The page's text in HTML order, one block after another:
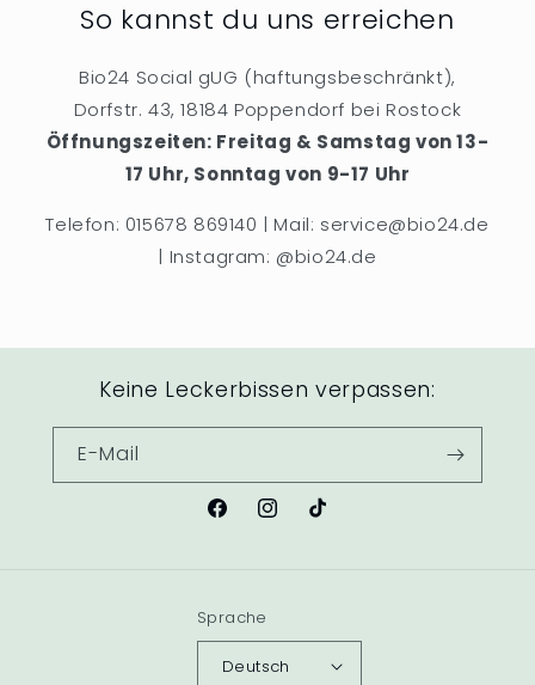
So kannst du uns erreichen
Bio24 Social gUG (haftungsbeschränkt),
Dorfstr. 43, 18184 Poppendorf bei Rostock
Öffnungszeiten: Freitag & Samstag von 13-
17 Uhr, Sonntag von 9-17 Uhr
Telefon: 015678 869140 | Mail: service@bio24.de
| Instagram: @bio24.de
Keine Leckerbissen verpassen:
E-Mail
FacebookInstagram
TikTok
Sprache
Deutsch